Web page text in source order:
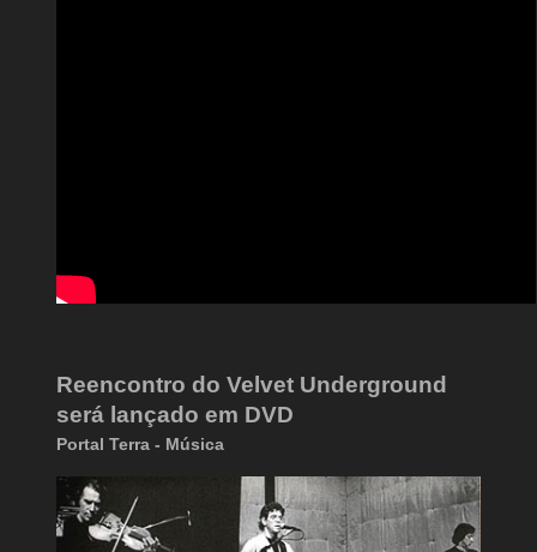
Reencontro do Velvet Underground
será lançado em DVD
Portal Terra - Música